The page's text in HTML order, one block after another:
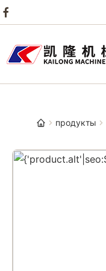
продукты